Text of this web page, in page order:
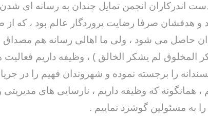
اندرکاران انجمن تمایل چندان به رسانه ای
و هدفشان صرفا رضایت پروردگار عالم بود ، که
حاصل می شود ، ولی ما اهالی رسانه هم
المخلوق لم یشکر الخالق ) ، وظیفه داریم فعالیت
را برجسته نموده و شهروندان فهیم را در
، همانگونه که وظیفه داریم ، نارسایی های
به مسئولین گوشزد نماییم .